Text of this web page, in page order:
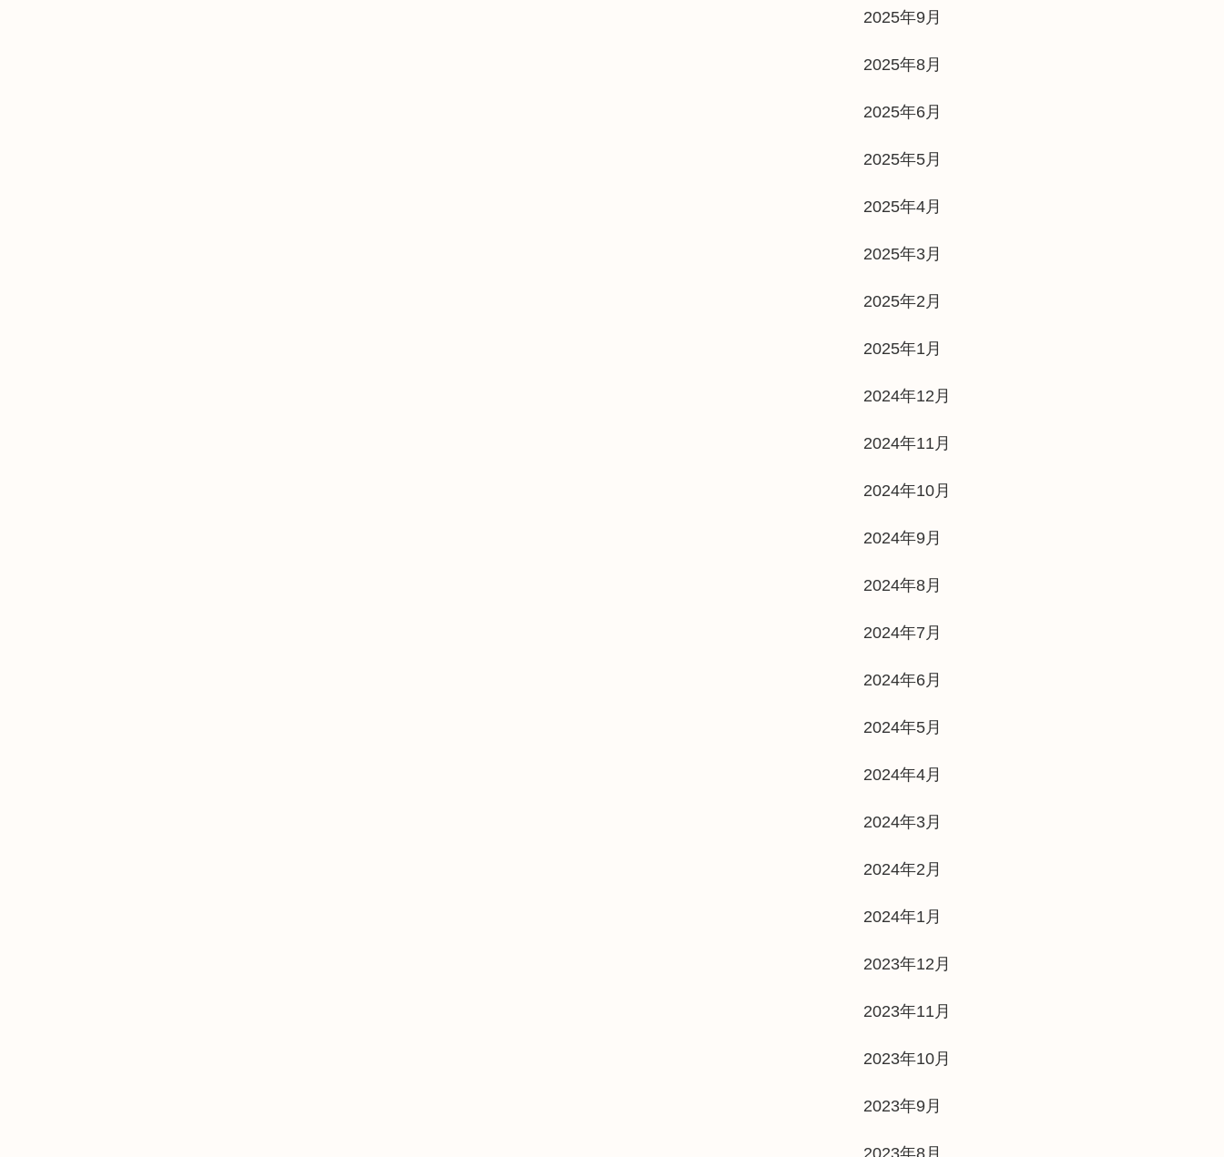
2025年9月
2025年8月
2025年6月
2025年5月
2025年4月
2025年3月
2025年2月
2025年1月
2024年12月
2024年11月
2024年10月
2024年9月
2024年8月
2024年7月
2024年6月
2024年5月
2024年4月
2024年3月
2024年2月
2024年1月
2023年12月
2023年11月
2023年10月
2023年9月
2023年8月